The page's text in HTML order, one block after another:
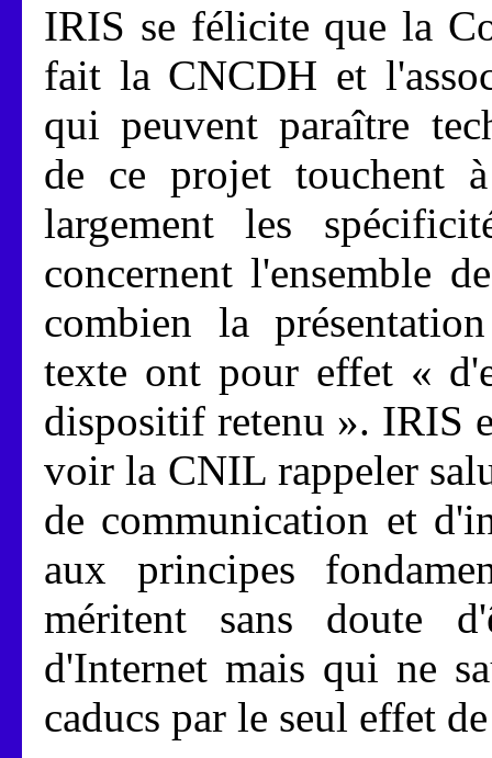
IRIS se félicite que la
fait la CNCDH et
qui peuvent paraître
de ce projet touchent
largement les
concernent l'ensemble
combien la
texte ont pour effet «
dispositif retenu ». IRIS
voir la CNIL rappeler
de communication et
aux principes
méritent sans doute
d'Internet mais qui ne
caducs par le seul effet